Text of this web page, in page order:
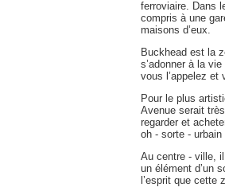
ferroviaire. Dans
compris à une
maisons d’eux.
Buckhead est la
s’adonner à la
vous l’appelez et
Pour le plus
Avenue serait
regarder et
oh - sorte - urbain
Au centre - ville,
un élément d’un
l’esprit que